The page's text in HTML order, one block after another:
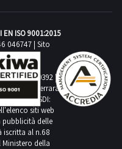
046747 | Sito
in Via
02704840392 |
di Ferrara
224830 | SDI:
siti web
pubblicità delle
iscritta al n.68
della
EN ISO 9001:2015